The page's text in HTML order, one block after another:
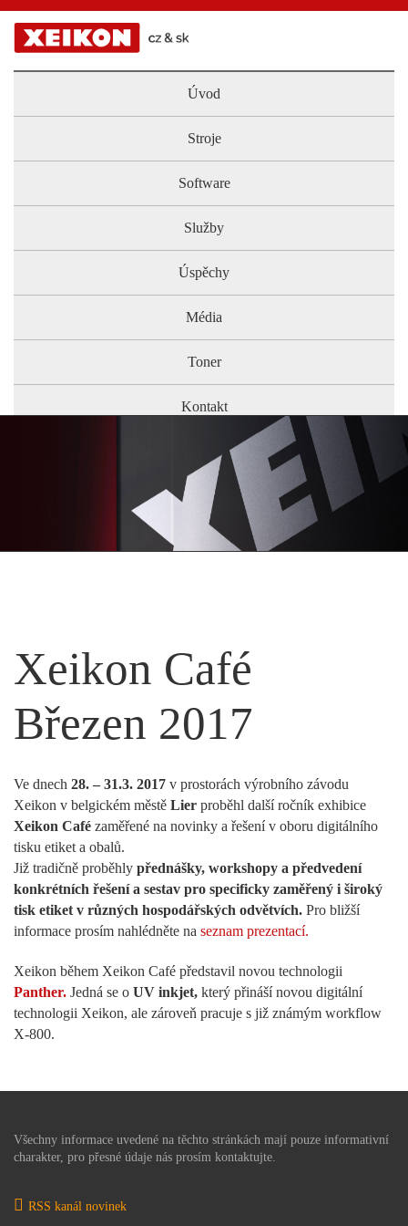
Úvod
Stroje
Software
Služby
Úspěchy
Média
Toner
Kontakt
Xeikon Café
Březen 2017
Ve dnech 28. – 31.3. 2017 v prostorách výrobního závodu
Xeikon v belgickém městě Lier proběhl další ročník exhibice
Xeikon Café zaměřené na novinky a řešení v oboru digitálního
tisku etiket a obalů.
Již tradičně proběhly přednášky, workshopy a předvedení
konkrétních řešení a sestav pro specificky zaměřený i široký
tisk etiket v různých hospodářských odvětvích. Pro bližší
informace prosím nahlédněte na seznam prezentací.
Xeikon během Xeikon Café představil novou technologii
Panther. Jedná se o UV inkjet, který přináší novou digitální
technologii Xeikon, ale zároveň pracuje s již známým workflow
X-800.
Všechny informace uvedené na těchto stránkách mají pouze informativní
charakter, pro přesné údaje nás prosím kontaktujte.
RSS kanál novinek